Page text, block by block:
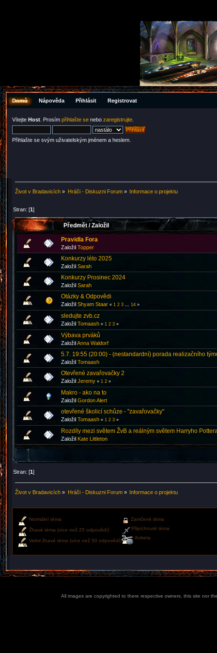
Domů Nápověda Přihlásit Registrovat
Vítejte Host . Prosím přihlašte se nebo zaregistrujte
Přihlašte se svým uživatelským jménem a heslem.
Život v Bradavicích » Hráči - Diskuzni Forum» Informace o projektu
Stran: [1]
Předmět /Založil
Pravidla Fora
Založil Topper
Konkurzy léto 2025
Založil Sarah
Konkurzy Prosinec 2024
Založil Sarah
Otázky & Odpovědi
Založil Shyam Staar « 1 2 3 14 »
sledujte zvb.cz
Založil Tomaash « 1 2 3 »
Výbava prváků
ZaložilAnna Waldorf
5.7. 19:55 (20:00) - (nestandardní) porada realizačního
Založil Tomaash
Otevřené zavařovačky 2
Založil Jeremy « 1 2 »
Makro - ako na to
Založil Gordon Alert
otevřené školicí schůze - "zavařovačky"
Založil Tomaash « 1 2 3 »
Rozdíly mezi světem ŽvB a reálným světem Harryho
Založil Kate Littleton
Stran: [1]
Život v Bradavicích » Hráči - Diskuzni Forum» Informace o projektu
Normální téma
Žhavé téma (více než 25 odpovědí)
Velmi žhavé téma (více než 50 odpovědí)
Zamčené téma
Připíchnuté téma
Anketa
All images are copyrighted to there respective owners, this site nor